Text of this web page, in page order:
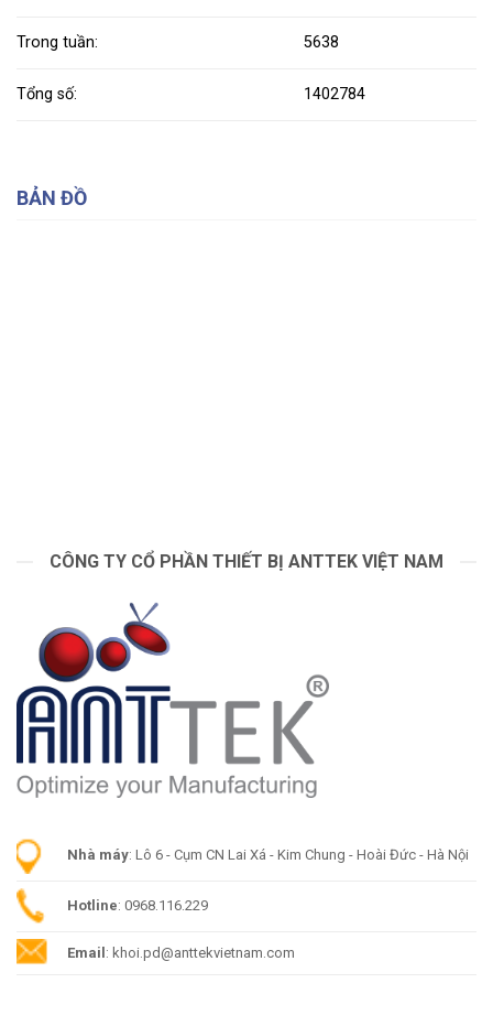
Trong tuần: 5638
Tổng số: 1402784
BẢN ĐỒ
CÔNG TY CỔ PHẦN THIẾT BỊ ANTTEK VIỆT NAM
Nhà máy: Lô 6 - Cụm CN Lai Xá - Kim Chung - Hoài Đức - Hà Nội
Hotline: 0968.116.229
Email : khoi.pd@anttekvietnam.com